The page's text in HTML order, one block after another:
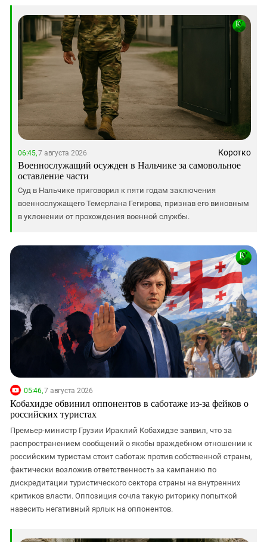
06:45,7 августа 2026 Коротко
Военнослужащий осужден в Нальчике за самовольное
оставление части
Суд в Нальчике приговорил к пяти годам заключения
военнослужащего Темерлана Гегирова, признав его виновным
в уклонении от прохождения военной службы.
05:46,7 августа 2026
Кобахидзе обвинил оппонентов в саботаже из-за фейков о
российских туристах
Премьер-министр Грузии Ираклий Кобахидзе заявил, что за
распространением сообщений о якобы враждебном отношении к
российским туристам стоит саботаж против собственной страны,
фактически возложив ответственность за кампанию по
дискредитации туристического сектора страны на внутренних
критиков власти. Оппозиция сочла такую риторику попыткой
навесить негативный ярлык на оппонентов.